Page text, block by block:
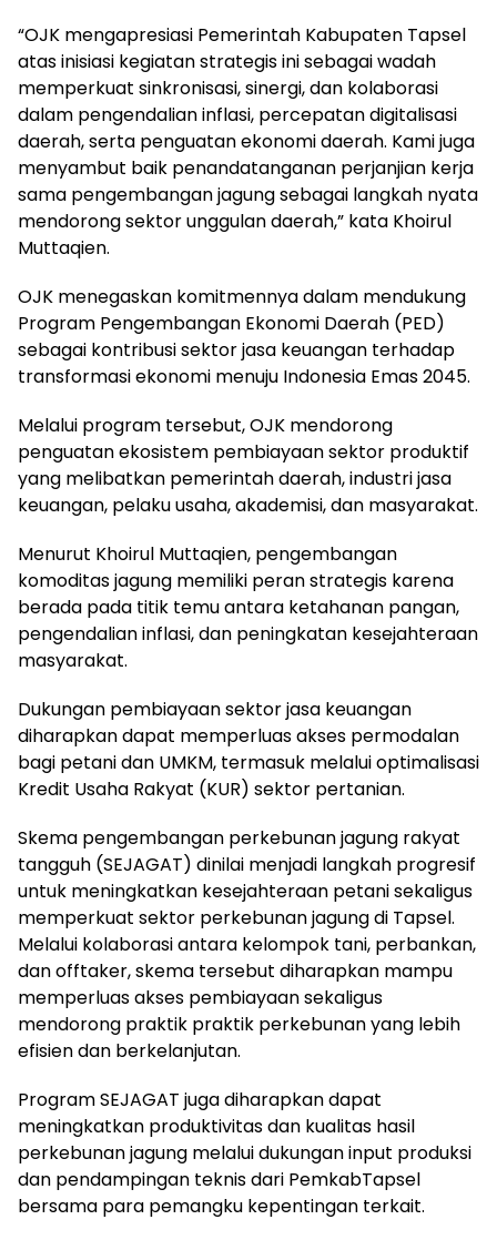
“OJK mengapresiasi Pemerintah Kabupaten Tapsel
atas inisiasi kegiatan strategis ini sebagai wadah
memperkuat sinkronisasi, sinergi, dan kolaborasi
dalam pengendalian inflasi, percepatan digitalisasi
daerah, serta penguatan ekonomi daerah. Kami juga
menyambut baik penandatanganan perjanjian kerja
sama pengembangan jagung sebagai langkah nyata
mendorong sektor unggulan daerah,” kata Khoirul
Muttaqien.
OJK menegaskan komitmennya dalam mendukung
Program Pengembangan Ekonomi Daerah (PED)
sebagai kontribusi sektor jasa keuangan terhadap
transformasi ekonomi menuju Indonesia Emas 2045.
Melalui program tersebut, OJK mendorong
penguatan ekosistem pembiayaan sektor produktif
yang melibatkan pemerintah daerah, industri jasa
keuangan, pelaku usaha, akademisi, dan masyarakat.
Menurut Khoirul Muttaqien, pengembangan
komoditas jagung memiliki peran strategis karena
berada pada titik temu antara ketahanan pangan,
pengendalian inflasi, dan peningkatan kesejahteraan
masyarakat.
Dukungan pembiayaan sektor jasa keuangan
diharapkan dapat memperluas akses permodalan
bagi petani dan UMKM, termasuk melalui optimalisasi
Kredit Usaha Rakyat (KUR) sektor pertanian.
Skema pengembangan perkebunan jagung rakyat
tangguh (SEJAGAT) dinilai menjadi langkah progresif
untuk meningkatkan kesejahteraan petani sekaligus
memperkuat sektor perkebunan jagung di Tapsel.
Melalui kolaborasi antara kelompok tani, perbankan,
dan offtaker, skema tersebut diharapkan mampu
memperluas akses pembiayaan sekaligus
mendorong praktik praktik perkebunan yang lebih
efisien dan berkelanjutan.
Program SEJAGAT juga diharapkan dapat
meningkatkan produktivitas dan kualitas hasil
perkebunan jagung melalui dukungan input produksi
dan pendampingan teknis dari PemkabTapsel
bersama para pemangku kepentingan terkait.